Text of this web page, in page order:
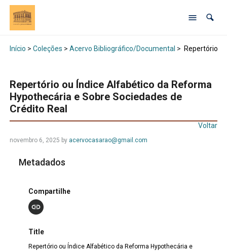
Início > Coleções > Acervo Bibliográfico/Documental > Repertório
Repertório ou Índice Alfabético da Reforma
Hypothecária e Sobre Sociedades de
Crédito Real
Voltar
novembro 6, 2025 by acervocasarao@gmail.com
Metadados
Compartilhe
Title
Repertório ou Índice Alfabético da Reforma Hypothecária e